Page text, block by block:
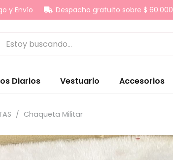
y Envío Despacho gratuito sobre $ 60.000
Diarios Vestuario Accesorios
/ Chaqueta Militar